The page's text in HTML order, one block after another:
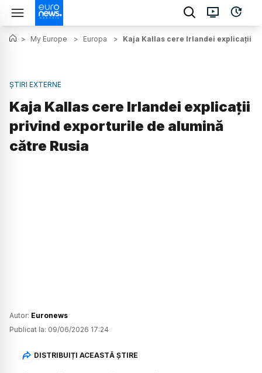
> My Europe > Europa > Kaja Kallas cere Irlandei explicații
ȘTIRI EXTERNE
Kaja Kallas cere Irlandei explicații
privind exporturile de alumină
către Rusia
Autor: Euronews
Publicat la: 09/06/2026 17:24
DISTRIBUIȚI ACEASTĂ ȘTIRE